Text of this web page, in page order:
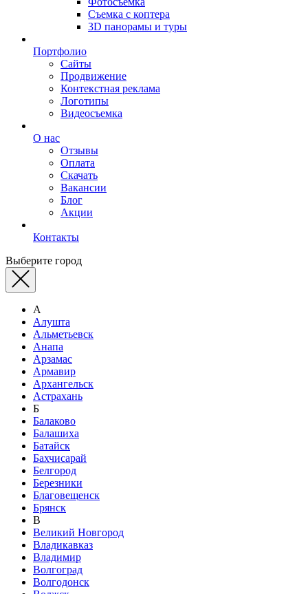
Съемка с коптера
3D панорамы и туры
Портфолио
Сайты
Продвижение
Контекстная реклама
Логотипы
Видеосъемка
О нас
Отзывы
Оплата
Скачать
Вакансии
Блог
Акции
Контакты
Выберите город
А
Алушта
Альметьевск
Анапа
Арзамас
Армавир
Архангельск
Астрахань
Б
Балаково
Балашиха
Батайск
Бахчисарай
Белгород
Березники
Благовещенск
Брянск
В
Великий Новгород
Владикавказ
Владимир
Волгоград
Волгодонск